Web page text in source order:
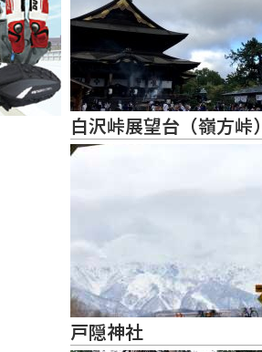
白沢峠展望台（嶺方峠）
戸隠神社